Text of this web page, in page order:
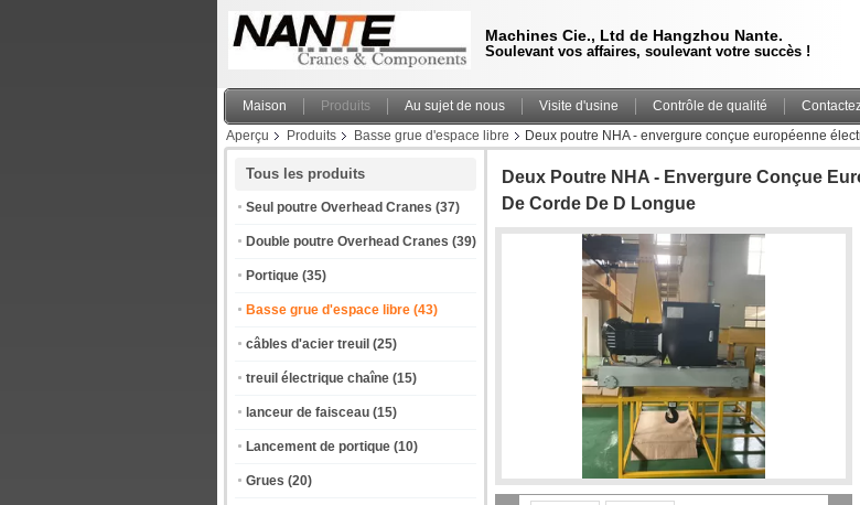
Machines Cie., Ltd de Hangzhou Nante.
Soulevant vos affaires, soulevant votre succès !
Maison Produits Au sujet de nous Visite d'usine Contrôle de qualité
Aperçu
Produits Basse grue d'espace libre Deux poutre NHA - envergure conçue européenne
Tous les produits
Seul poutre Overhead Cranes (37)
Double poutre Overhead Cranes (39)
Portique (35)
Basse grue d'espace libre (43)
câbles d'acier treuil (25)
treuil électrique chaîne (15)
lanceur de faisceau (15)
Lancement de portique (10)
Grues (20)
Deux Poutre NHA - Envergure Conçue
De Corde De D Longue